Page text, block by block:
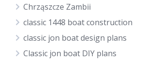
Chrząszcze Zambii
classic 1448 boat construction
classic jon boat design plans
Classic jon boat DIY plans